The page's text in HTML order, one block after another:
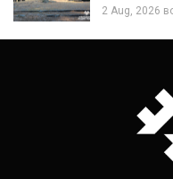
2 Aug, 2026